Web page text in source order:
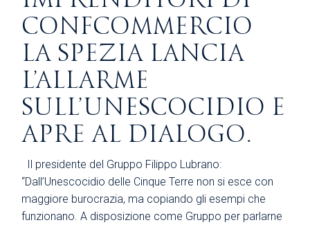
CONFCOMMERCIO
LA SPEZIA LANCIA
L’ALLARME
SULL’UNESCOCIDIO E
APRE AL DIALOGO.
Il presidente del Gruppo Filippo Lubrano:
“Dall’Unescocidio delle Cinque Terre non si esce con
maggiore burocrazia, ma copiando gli esempi che
funzionano. A disposizione come Gruppo per parlarne